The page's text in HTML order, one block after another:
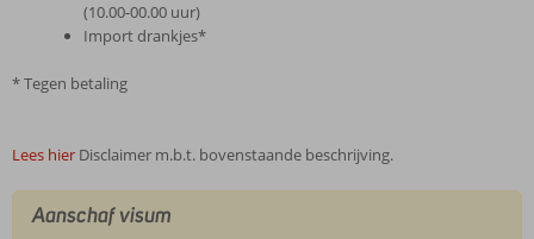
(10.00-00.00 uur)
Import drankjes*
* Tegen betaling
Lees hier Disclaimer m.b.t. bovenstaande beschrijving.
Aanschaf visum